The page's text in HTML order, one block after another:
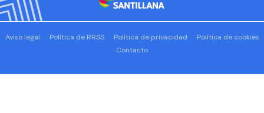
Aviso legal Política de RRSS Política de privacidad
Política de cookies
Contacto